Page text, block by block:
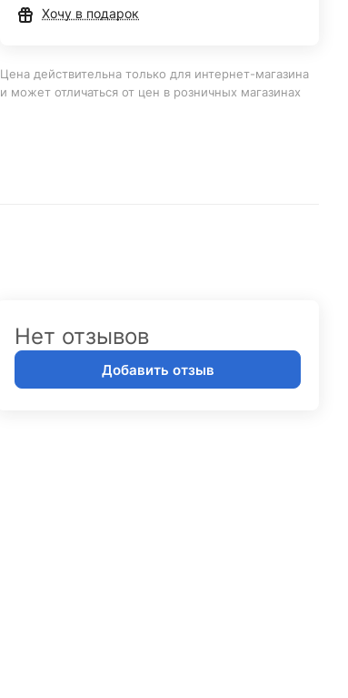
Хочу в подарок
Цена действительна только для интернет-магазина
и может отличаться от цен в розничных магазинах
Нет отзывов
Добавить отзыв